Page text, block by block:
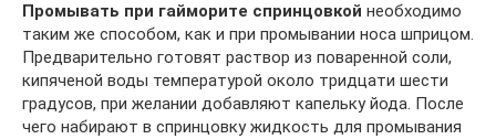
Промывать при гайморите спринцовкой необходимо
таким же способом, как и при промывании носа шприцом.
Предварительно готовят раствор из поваренной соли,
кипяченой воды температурой около тридцати шести
градусов, при желании добавляют капельку йода. После
чего набирают в спринцовку жидкость для промывания